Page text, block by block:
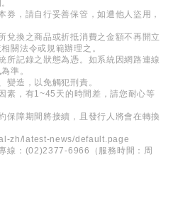
券，請自行妥善保管，如遭他人盜用，
兌換之商品或折抵消費之金額不再開立
關法令或規範辦理之。
所記錄之狀態為憑。如系統因網路連線
準。
變造，以免觸犯刑責。
素，有1~45天的時間差，請您耐心等
保障期間將接續，且發行人將會在轉換
zh/latest-news/default.page
線：(02)2377-6966（服務時間：周